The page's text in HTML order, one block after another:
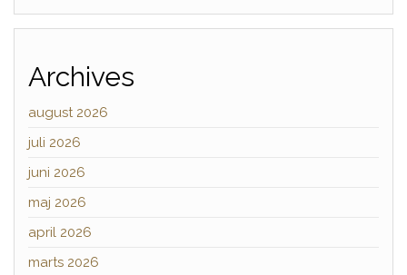
Archives
august 2026
juli 2026
juni 2026
maj 2026
april 2026
marts 2026